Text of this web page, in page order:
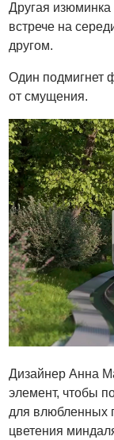
Другая
встрече на
другом.
Один подмигнет
от смущения.
Дизайнер Анна
элемент, чтобы
для влюбленных
цветения